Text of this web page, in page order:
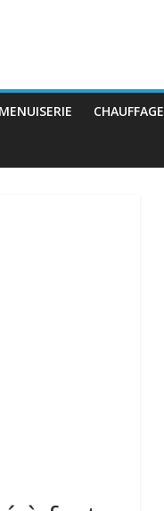
MENUISERIE CHAUFFAGE